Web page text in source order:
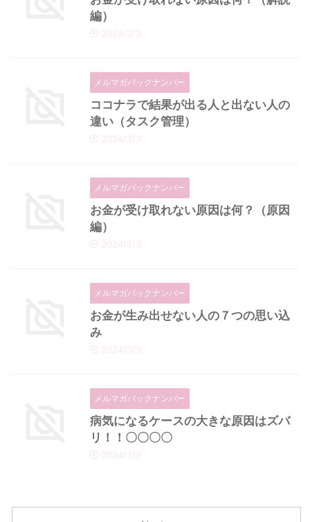
編）
2024/3/3
メルマガバックナンバー
ココナラで結果が出る人と出ない人の
違い（タスク管理）
2024/3/3
メルマガバックナンバー
お金が受け取れない原因は何？（原因
編）
2024/3/3
メルマガバックナンバー
お金が生み出せない人の７つの思い込
み
2024/3/3
メルマガバックナンバー
病気になるケースの大きな原因はズバ
リ！！〇〇〇〇
2024/3/3